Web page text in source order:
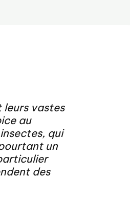
leurs vastes
au
qui
un
des